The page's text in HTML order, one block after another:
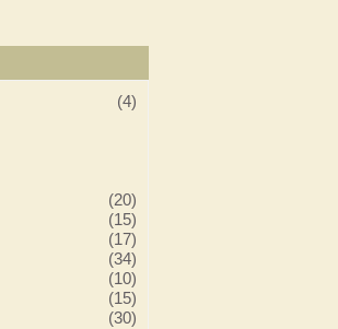
(4)
(20)
(15)
(17)
(34)
(10)
(15)
(30)